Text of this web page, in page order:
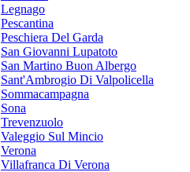
Legnago
Pescantina
Peschiera Del Garda
San Giovanni Lupatoto
San Martino Buon Albergo
Sant'Ambrogio Di Valpolicella
Sommacampagna
Sona
Trevenzuolo
Valeggio Sul Mincio
Verona
Villafranca Di Verona